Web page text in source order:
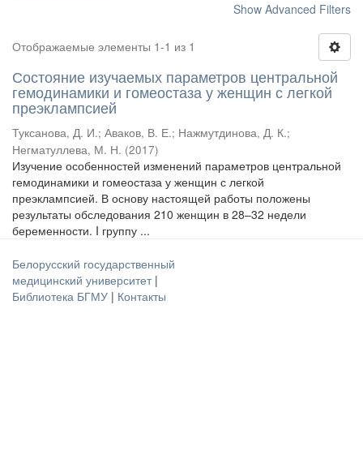
Show Advanced Filters
Отображаемые элементы 1-1 из 1
Состояние изучаемых параметров центральной
гемодинамики и гомеостаза у женщин с легкой
преэклампсией
Туксанова, Д. И.; Аваков, В. Е.; Нажмутдинова, Д. К.;
Негматуллева, М. Н. (2017)
Изучение особенностей изменений параметров центральной
гемодинамики и гомеостаза у женщин с легкой
преэклампсией. В основу настоящей работы положены
результаты обследования 210 женщин в 28–32 недели
беременности. I группу ...
Белорусский государственный
медицинский университет |
Библиотека БГМУ | Контакты